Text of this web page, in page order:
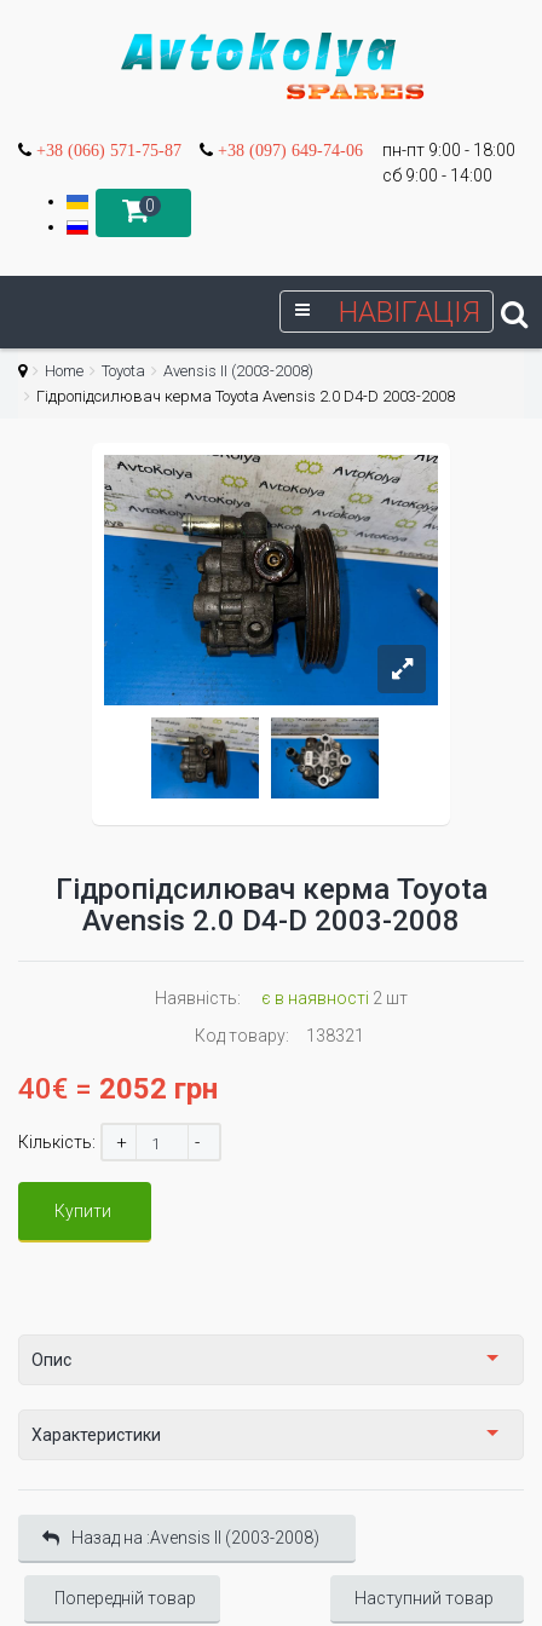
+38 (066) 571-75-87 +38 (097) 649-74-06
пн-пт 9:00 - 18:00
сб 9:00 - 14:00
0
НАВІГАЦІЯ
Home Toyota
Avensis II (2003-2008)
Гідропідсилювач керма Toyota Avensis 2.0 D4-D 2003-2008
Гідропідсилювач керма Toyota
Avensis 2.0 D4-D 2003-2008
Наявність: є в наявності 2 шт
Код товару:
138321
40€ = 2052 грн
Кількість: + -
Купити
Опис
Характеристики
Назад на :Avensis II (2003-2008)
Попередній товар Наступний товар